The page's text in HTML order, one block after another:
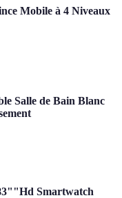
Mobile à 4 Niveaux
Salle de Bain Blanc
Smartwatch